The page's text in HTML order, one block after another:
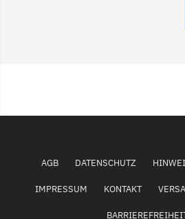
AGB DATENSCHUTZ
IMPRESSUM KONTAKT